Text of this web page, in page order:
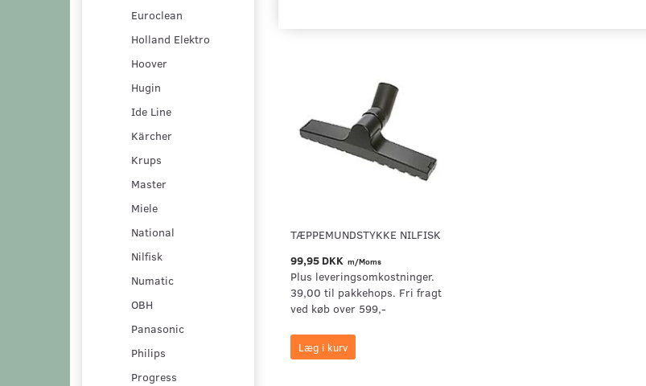
Euroclean
Holland Elektro
Hoover
Hugin
Ide Line
Kärcher
Krups
Master
Miele
National
Nilfisk
Numatic
OBH
Panasonic
Philips
Progress
TÆPPEMUNDSTYKKE NILFISK
99,95 DKK m/Moms
Plus leveringsomkostninger.
39,00 til pakkehops. Fri fragt
ved køb over 599,-
Læg i kurv